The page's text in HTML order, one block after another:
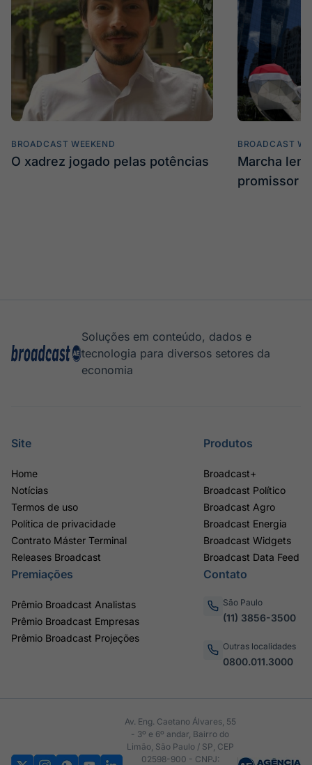
BROADCAST WEEKEND
O xadrez jogado pelas potências
BROADCAST
Marcha
promissor
Soluções em conteúdo, dados e
tecnologia para diversos setores da
economia
Site
Home
Notícias
Termos de uso
Política de privacidade
Contrato Máster Terminal
Releases Broadcast
Produtos
Broadcast+
Broadcast Político
Broadcast Agro
Broadcast Energia
Broadcast Widgets
Broadcast Data Feed
Premiações
Prêmio Broadcast Analistas
Prêmio Broadcast Empresas
Prêmio Broadcast Projeções
Contato
São Paulo
(11) 3856-3500
Outras localidades
0800.011.3000
Av. Eng. Caetano Álvares, 55
- 3º e 6º andar, Bairro do
Limão, São Paulo / SP, CEP
02598-900 - CNPJ: